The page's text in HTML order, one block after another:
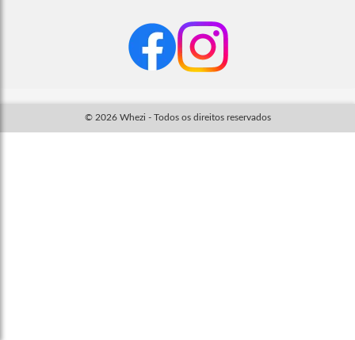
© 2026 Whezi - Todos os direitos reservados